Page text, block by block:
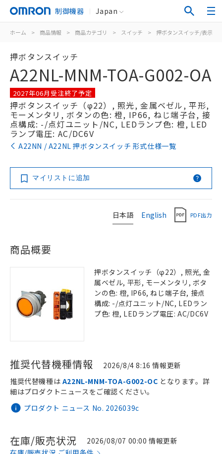
制御機器 Japan
ホーム > 商品情報 > 商品カテゴリ > スイッチ > 押ボタンスイッチ/表示灯
押ボタンスイッチ
A22NL-MNM-TOA-G002-OA
2027年06月受注終了予定
押ボタンスイッチ（φ22）, 照光, 金属ベゼル, 平形,
モーメンタリ, ボタンの色: 橙, IP66, ねじ端子台, 接
点構成: -/点灯ユニット/NC, LEDランプ色: 橙, LED
ランプ電圧: AC/DC6V
A22NN / A22NL 押ボタンスイッチ 形式仕様一覧
マイリストに追加
日本語 English PDF出力
商品概要
押ボタンスイッチ（φ22）, 照光, 金
属ベゼル, 平形, モーメンタリ, ボタ
ンの色: 橙, IP66, ねじ端子台, 接点
構成: -/点灯ユニット/NC, LEDラン
プ色: 橙, LEDランプ電圧: AC/DC6V
推奨代替機種情報 2026/8/4 8:16 情報更新
プロダクト ニュース No. 2026039c
推奨代替機種は A22NL-MNM-TOA-G002-OC となります。詳
細はプロダクトニュースをご確認ください。
在庫/販売状況
2026/08/07 00:00 情報更新